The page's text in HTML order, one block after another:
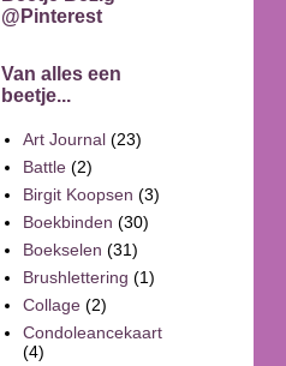
@Pinterest
Van alles een
beetje...
Art Journal (23)
Battle (2)
Birgit Koopsen (3)
Boekbinden (30)
Boekselen (31)
Brushlettering (1)
Collage (2)
Condoleancekaart
(4)